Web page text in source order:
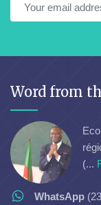
Word from
(...
WhatsApp